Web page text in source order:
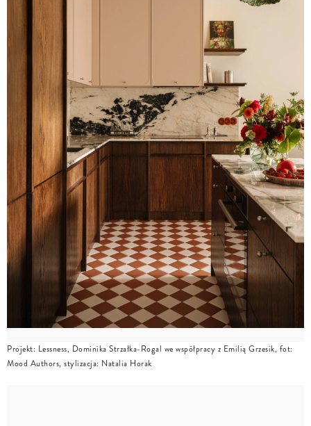
Projekt: Lessness, Dominika Strzałka-Rogal we współpracy z Emilią Grzesik, fot:
Mood Authors, stylizacja: Natalia Horak